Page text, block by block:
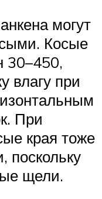
могут
Косые
30–450,
влагу при
При
края тоже
поскольку
щели.